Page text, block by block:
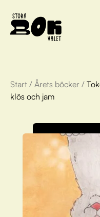
Årets
Om
Olivia tipsar
Vinnare
Start / Årets böcker /
klös och jam